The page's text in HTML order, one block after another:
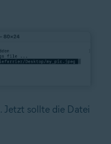
. Jetzt sollte die Datei